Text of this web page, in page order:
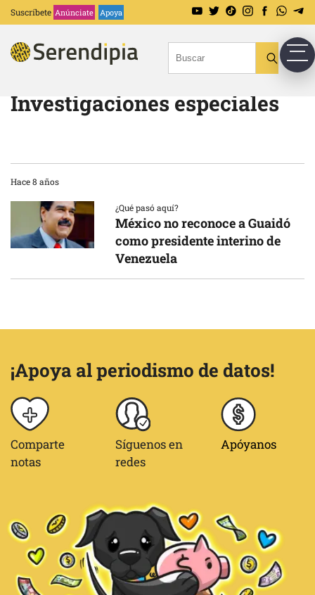
Suscríbete Anúnciate Apoya
Investigaciones especiales
Hace 8 años
¿Qué pasó aquí?
México no reconoce a Guaidó
como presidente interino de
Venezuela
¡Apoya al periodismo de datos!
Comparte
notas
Síguenos en
redes
Apóyanos